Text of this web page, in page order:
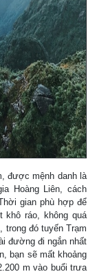
được mệnh danh là
Hoàng Liên, cách
gian phù hợp để
khô ráo, không quá
trong đó tuyến Trạm
đường đi ngắn nhất
bạn sẽ mất khoảng
m vào buổi trưa